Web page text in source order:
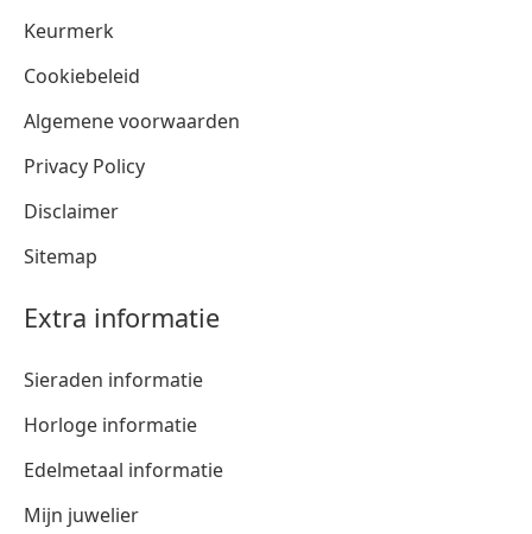
Keurmerk
Cookiebeleid
Algemene voorwaarden
Privacy Policy
Disclaimer
Sitemap
Extra informatie
Sieraden informatie
Horloge informatie
Edelmetaal informatie
Mijn juwelier